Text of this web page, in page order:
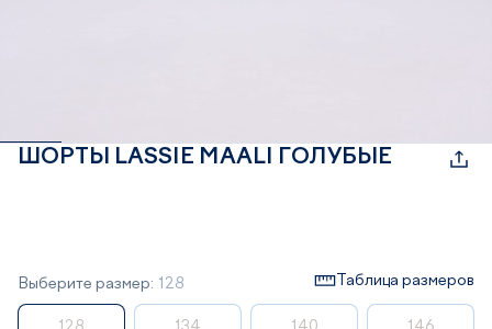
ШОРТЫ LASSIE MAALI ГОЛУБЫЕ
Выберите размер: 128 Таблица размеров